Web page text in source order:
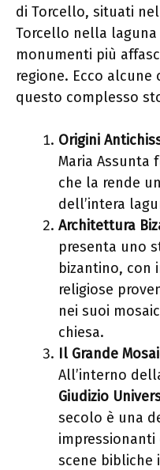
di Torcello, situati
Torcello nella laguna
monumenti più
regione. Ecco
questo complesso
Origini
Maria Assunta
che la rende
dell’intera
Architettura
presenta uno
bizantino, con
religiose
nei suoi
chiesa.
Il Grande
All’interno
Giudizio
secolo è una
impressionanti
scene bibliche